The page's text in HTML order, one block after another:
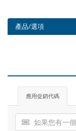
產品/選項
應用促銷代碼